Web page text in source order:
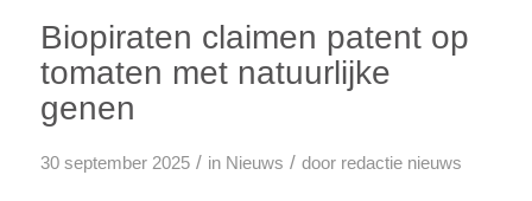
Biopiraten claimen patent op
tomaten met natuurlijke
genen
30 september 2025 / in Nieuws / door redactie nieuws